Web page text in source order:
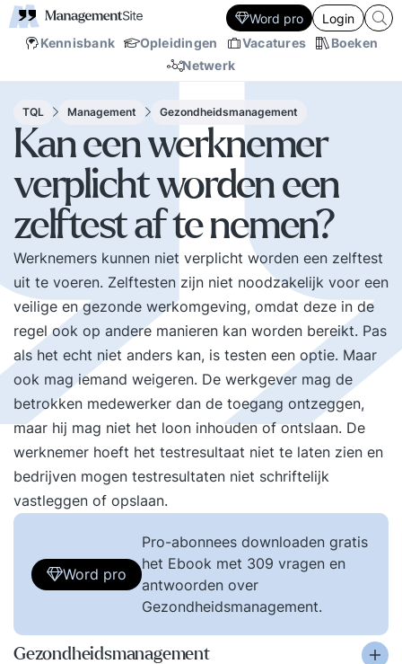
Kennisbank Opleidingen Vacatures
Boeken
Netwerk
Word pro Login
TQL Management Gezondheidsmanagement
Kan een werknemer
verplicht worden een
zelftest af te nemen?
Werknemers kunnen niet verplicht worden een zelftest
uit te voeren. Zelftesten zijn niet noodzakelijk voor een
veilige en gezonde werkomgeving, omdat deze in de
regel ook op andere manieren kan worden bereikt. Pas
als het echt niet anders kan, is testen een optie. Maar
ook mag iemand weigeren. De werkgever mag de
betrokken medewerker dan de toegang ontzeggen,
maar hij mag niet het loon inhouden of ontslaan. De
werknemer hoeft het testresultaat niet te laten zien en
bedrijven mogen testresultaten niet schriftelijk
vastleggen of opslaan.
Word pro
Pro-abonnees downloaden gratis
het Ebook met 309 vragen en
antwoorden over
Gezondheidsmanagement.
Gezondheidsmanagement